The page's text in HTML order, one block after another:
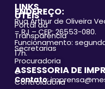
LINKS
ÚTEIS
Portal da
Transparência
Secretarias
Procuradoria
e
Controladoria
ENDEREÇO:
Rua Arthur de Oliveira
– RJ – CEP: 26553-080.
Funcionamento:
17h.
ASSESSORIA DE
Contato: